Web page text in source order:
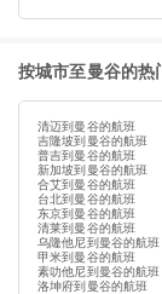
按城市至曼谷的热
清迈到曼谷的航班
吉隆坡到曼谷的航班
普吉到曼谷的航班
新加坡到曼谷的航班
合艾到曼谷的航班
台北到曼谷的航班
东京到曼谷的航班
清莱到曼谷的航班
乌隆他尼到曼谷的航班
甲米到曼谷的航班
素叻他尼到曼谷的航班
洛坤府到曼谷的航班